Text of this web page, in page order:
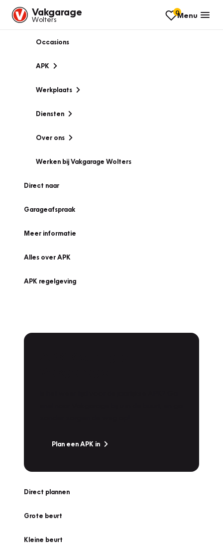
Vakgarage
Wolters
0Menu
Occasions
APK
Werkplaats
Diensten
Over ons
Werken bij Vakgarage Wolters
Direct naar
Garageafspraak
Meer informatie
Alles over APK
APK regelgeving
Plan een APK in
Direct plannen
Grote beurt
Kleine beurt